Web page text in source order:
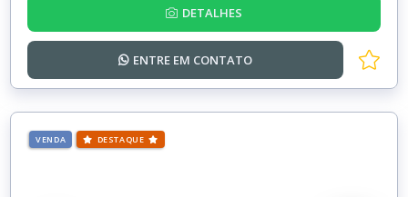
DETALHES
ENTRE EM CONTATO
VENDA DESTAQUE